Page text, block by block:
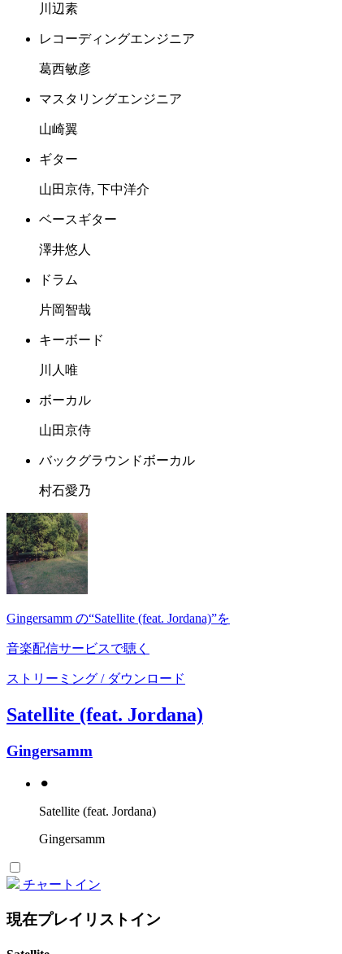
川辺素
レコーディングエンジニア
葛西敏彦
マスタリングエンジニア
山崎翼
ギター
山田京侍, 下中洋介
ベースギター
澤井悠人
ドラム
片岡智哉
キーボード
川人唯
ボーカル
山田京侍
バックグラウンドボーカル
村石愛乃
Gingersamm の“Satellite (feat. Jordana)”を
音楽配信サービスで聴く
ストリーミング / ダウンロード
Satellite (feat. Jordana)
Gingersamm
⚫︎
Satellite (feat. Jordana)
Gingersamm
チャートイン
現在プレイリストイン